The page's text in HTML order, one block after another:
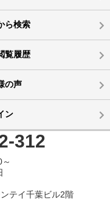
ら検索
覧履歴
の声
ン
312
テイ千葉ビル2階